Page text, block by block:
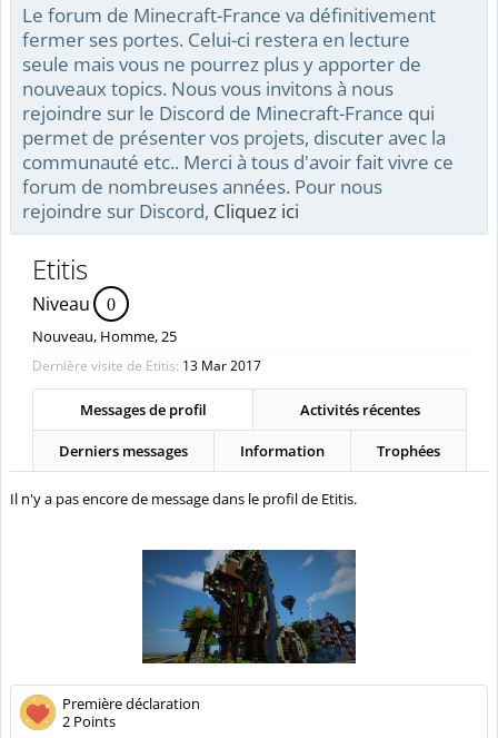
Le forum de Minecraft-France va définitivement
fermer ses portes. Celui-ci restera en lecture
seule mais vous ne pourrez plus y apporter de
nouveaux topics. Nous vous invitons à nous
rejoindre sur le Discord de Minecraft-France qui
permet de présenter vos projets, discuter avec la
communauté etc.. Merci à tous d'avoir fait vivre ce
forum de nombreuses années. Pour nous
rejoindre sur Discord, Cliquez ici
Première déclaration
2 Points
Etitis
Niveau 0
Nouveau, Homme, 25
Dernière visite de Etitis: 13 Mar 2017
Messages de profil Activités récentes
Derniers messages Information Trophées
Il n'y a pas encore de message dans le profil de Etitis.